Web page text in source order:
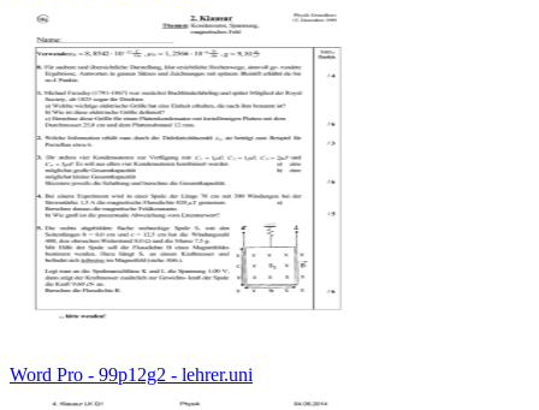
Word Pro - 99p12g2 - lehrer.uni